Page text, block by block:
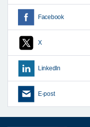
Facebook
X
LinkedIn
E-post